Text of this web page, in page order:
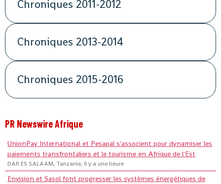
Chroniques 2011-2012
Chroniques 2013-2014
Chroniques 2015-2016
PR Newswire Afrique
UnionPay International et Pesapal s'associent pour dynamiser les
paiements transfrontaliers et le tourisme en Afrique de l'Est
DAR ES SALAAM, Tanzanie, il y a une heure
Envision et Sasol font progresser les systèmes énergétiques de